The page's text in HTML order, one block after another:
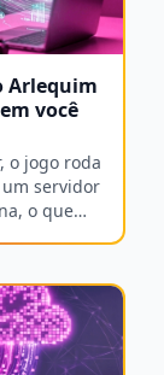
Arlequim
você
o jogo roda
um servidor
o que